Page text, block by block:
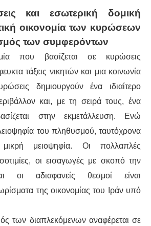
και εσωτερική δομική
οικονομία των κυρώσεων
των συμφερόντων
που βασίζεται σε κυρώσεις
τάξεις νικητών και μια κοινωνία
δημιουργούν ένα ιδιαίτερο
και, με τη σειρά τους, ένα
στην εκμετάλλευση. Ενώ
του πληθυσμού, ταυτόχρονα
μικρή μειοψηφία. Οι πολλαπλές
οι εισαγωγές με σκοπό την
οι αδιαφανείς θεσμοί είναι
της οικονομίας του Ιράν υπό
των διαπλεκόμενων αναφέρεται σε